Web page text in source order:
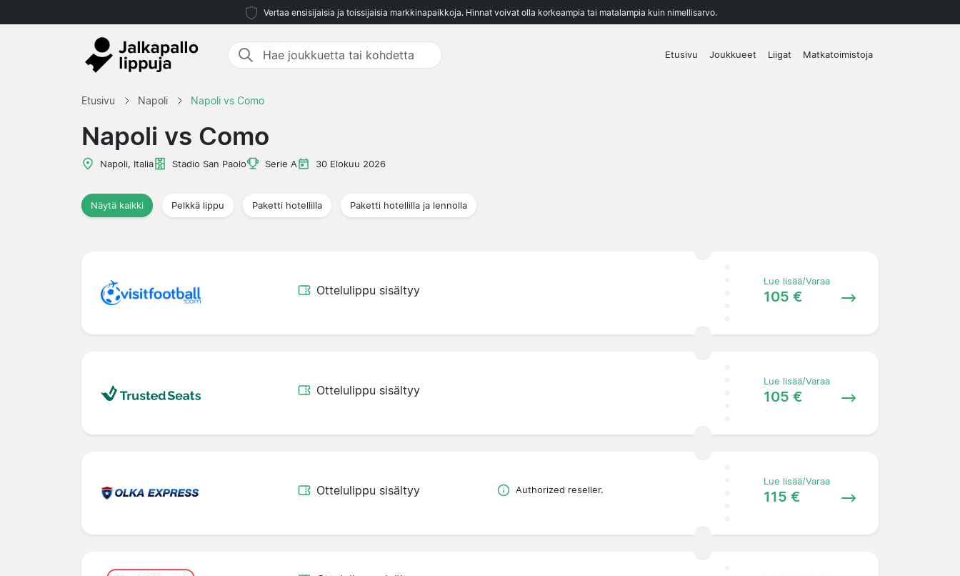
Vertaa ensisijaisia ja toissijaisia markkinapaikkoja. Hinnat voivat olla korkeampia tai matalampia kuin nimellisarvo.
Etusivu Joukkueet Liigat Matkatoimistoja
Etusivu Napoli Napoli vs Como
Napoli vs Como
Napoli, Italia Stadio San Paolo Serie A 30 Elokuu 2026
Näytä kaikki Pelkkä lippu Paketti hotellilla Paketti hotellilla ja lennolla
Ottelulippu sisältyy
Lue lisää/Varaa
105 €
Ottelulippu sisältyy
Lue lisää/Varaa
105 €
Ottelulippu sisältyy Authorized reseller.
Lue lisää/Varaa
115 €